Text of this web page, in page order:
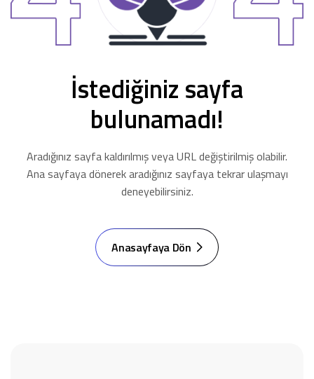
İstediğiniz sayfa
bulunamadı!
Aradığınız sayfa kaldırılmış veya URL değiştirilmiş olabilir.
Ana sayfaya dönerek aradığınız sayfaya tekrar ulaşmayı
deneyebilirsiniz.
Anasayfaya Dön